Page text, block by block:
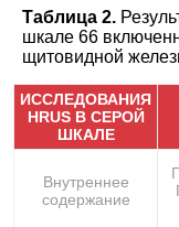
Таблица 2.
шкале 66
щитовидной
ИССЛЕДОВАНИЯ
HRUS В СЕРОЙ
ШКАЛЕ
Внутреннее
содержание